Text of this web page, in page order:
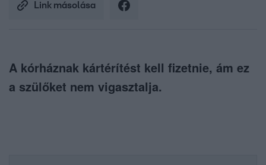
Link másolása
A kórháznak kártérítést kell fizetnie, ám ez
a szülőket nem vigasztalja.